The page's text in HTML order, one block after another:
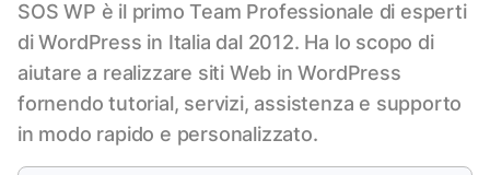
SOS WP è il primo Team Professionale di esperti
di WordPress in Italia dal 2012. Ha lo scopo di
aiutare a realizzare siti Web in WordPress
fornendo tutorial, servizi, assistenza e supporto
in modo rapido e personalizzato.